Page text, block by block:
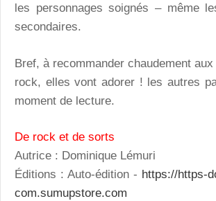
les personnages soignés – même
secondaires.
Bref, à recommander chaudement
rock, elles vont adorer ! les autres
moment de lecture.
De rock et de sorts
Autrice : Dominique Lémuri
Éditions : Auto-édition - https://https-
com.sumupstore.com